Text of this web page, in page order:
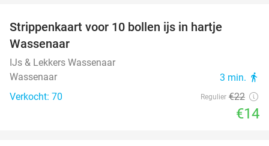
Strippenkaart voor 10 bollen ijs in hartje
Wassenaar
IJs & Lekkers Wassenaar
Wassenaar
3 min. directions_walk
Verkocht: 70 Regulier €22
€14